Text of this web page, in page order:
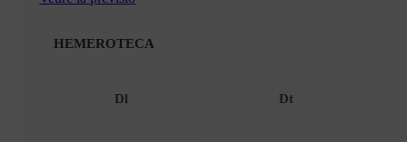
HEMEROTECA
Dl Dt